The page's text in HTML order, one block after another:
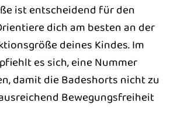
ist entscheidend für den
dich am besten an der
deines Kindes. Im
es sich, eine Nummer
damit die Badeshorts nicht zu
Bewegungsfreiheit